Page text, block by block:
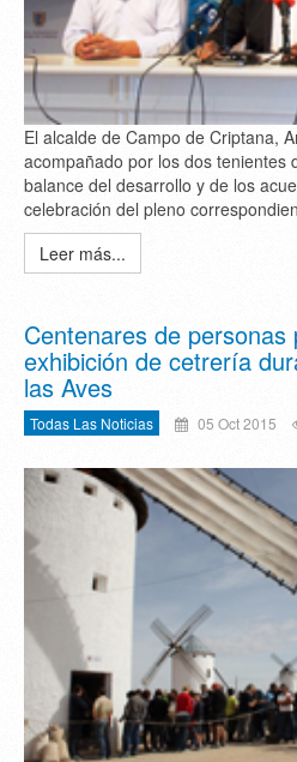
El alcalde de Campo de Criptana,
acompañado por los dos tenientes
balance del desarrollo y de los
celebración del pleno
Leer más...
Centenares de
exhibición de cetrería
las Aves
Todas Las Noticias 05 Oct 2015